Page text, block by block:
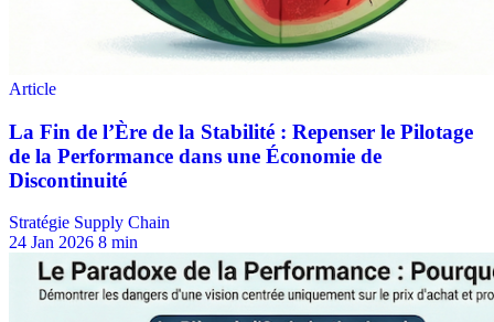
Stratégie Supply Chain
24 Jan 2026 8 min